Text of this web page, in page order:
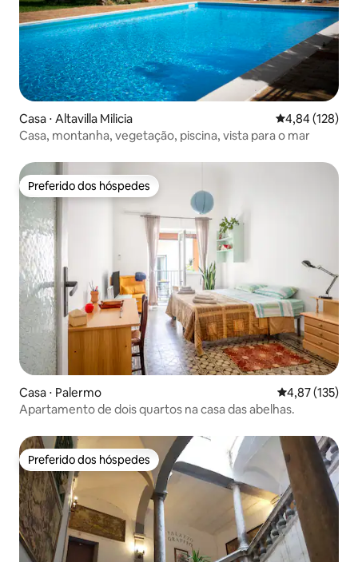
Casa ⋅ Altavilla Milicia 4,84 de uma
4,84 (128)
Casa, montanha, vegetação, piscina, vista para o mar
Preferido dos hóspedes
Preferido dos hóspedes
Casa ⋅ Palermo 4,87 de uma
4,87 (135)
Apartamento de dois quartos na casa das abelhas.
Preferido dos hóspedes
Preferido dos hóspedes